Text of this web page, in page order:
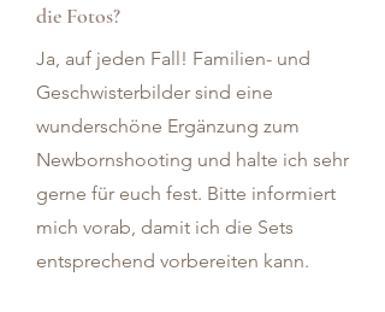
die Fotos?
Ja, auf jeden Fall! Familien- und
Geschwisterbilder sind eine
wunderschöne Ergänzung zum
Newbornshooting und halte ich sehr
gerne für euch fest. Bitte informiert
mich vorab, damit ich die Sets
entsprechend vorbereiten kann.